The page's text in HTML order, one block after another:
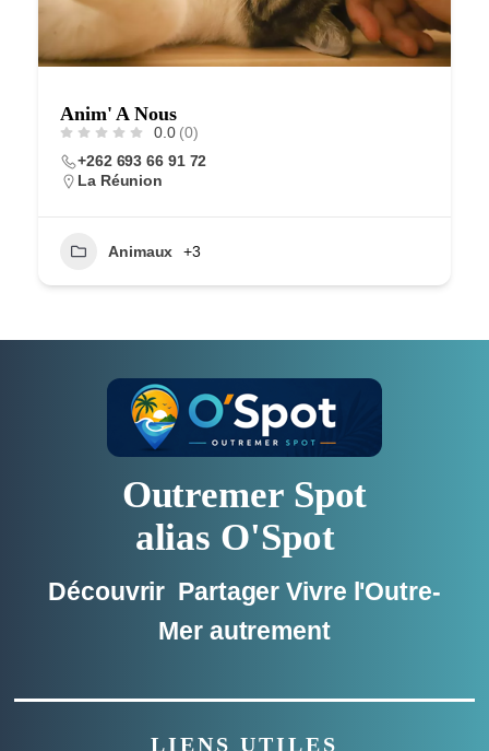
Anim' A Nous
0.0 (0)
+262 693 66 91 72
La Réunion
Animaux +3
Outremer Spot
alias O'Spot
Découvrir Partager Vivre l'Outre-
Mer autrement
LIENS UTILES